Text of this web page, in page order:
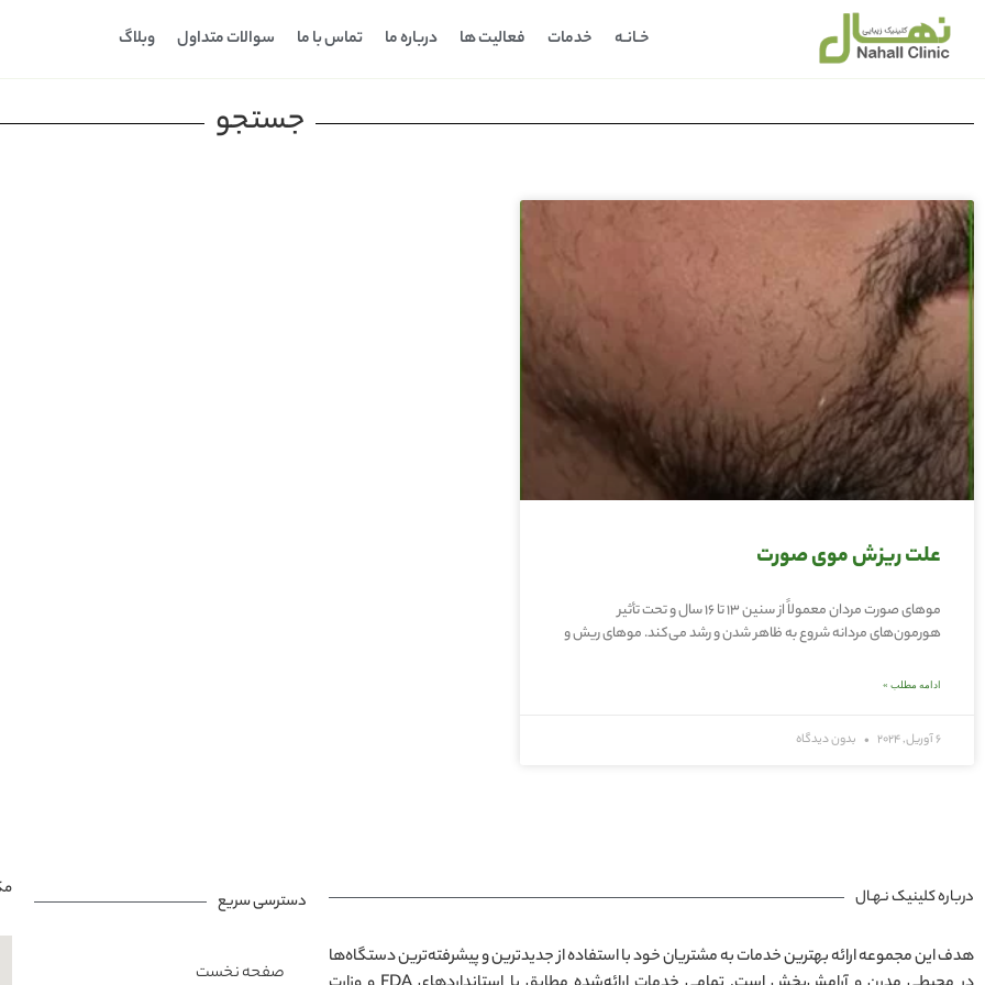
خـانـه خدمات فعالیت ها درباره ما تماس با ما سوالات متداول وبلاگ
جستجو
علت ریزش موی صورت
موهای صورت مردان معمولاً از سنین 13 تا 16 سال و تحت تأثیر
هورمون‌های مردانه شروع به ظاهر شدن و رشد می‌کند. موهای ریش و
ادامه مطلب »
6 آوریل, 2024 بدون دیدگاه
درباره کلینیک نـهـال
هدف این مجموعه ارائه بهترین خدمات به مشتریان خود با استفاده از جدیدترین و پیشرفته‌ترین دستگاه‌ها
دسترسی سریع
صفحه نخست